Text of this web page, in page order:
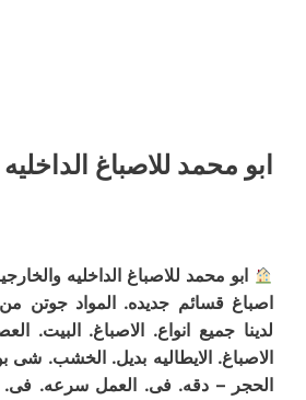
ابو محمد للاصباغ
ابو محمد للاصباغ الداخليه
اصباغ قسائم جديده. المواد جوتن من
لدينا جميع انواع. الاصباغ. البيت.
الاصباغ. الايطاليه بديل. الخشب. شى
الحجر – دقه. فى. العمل سرعه. فى.